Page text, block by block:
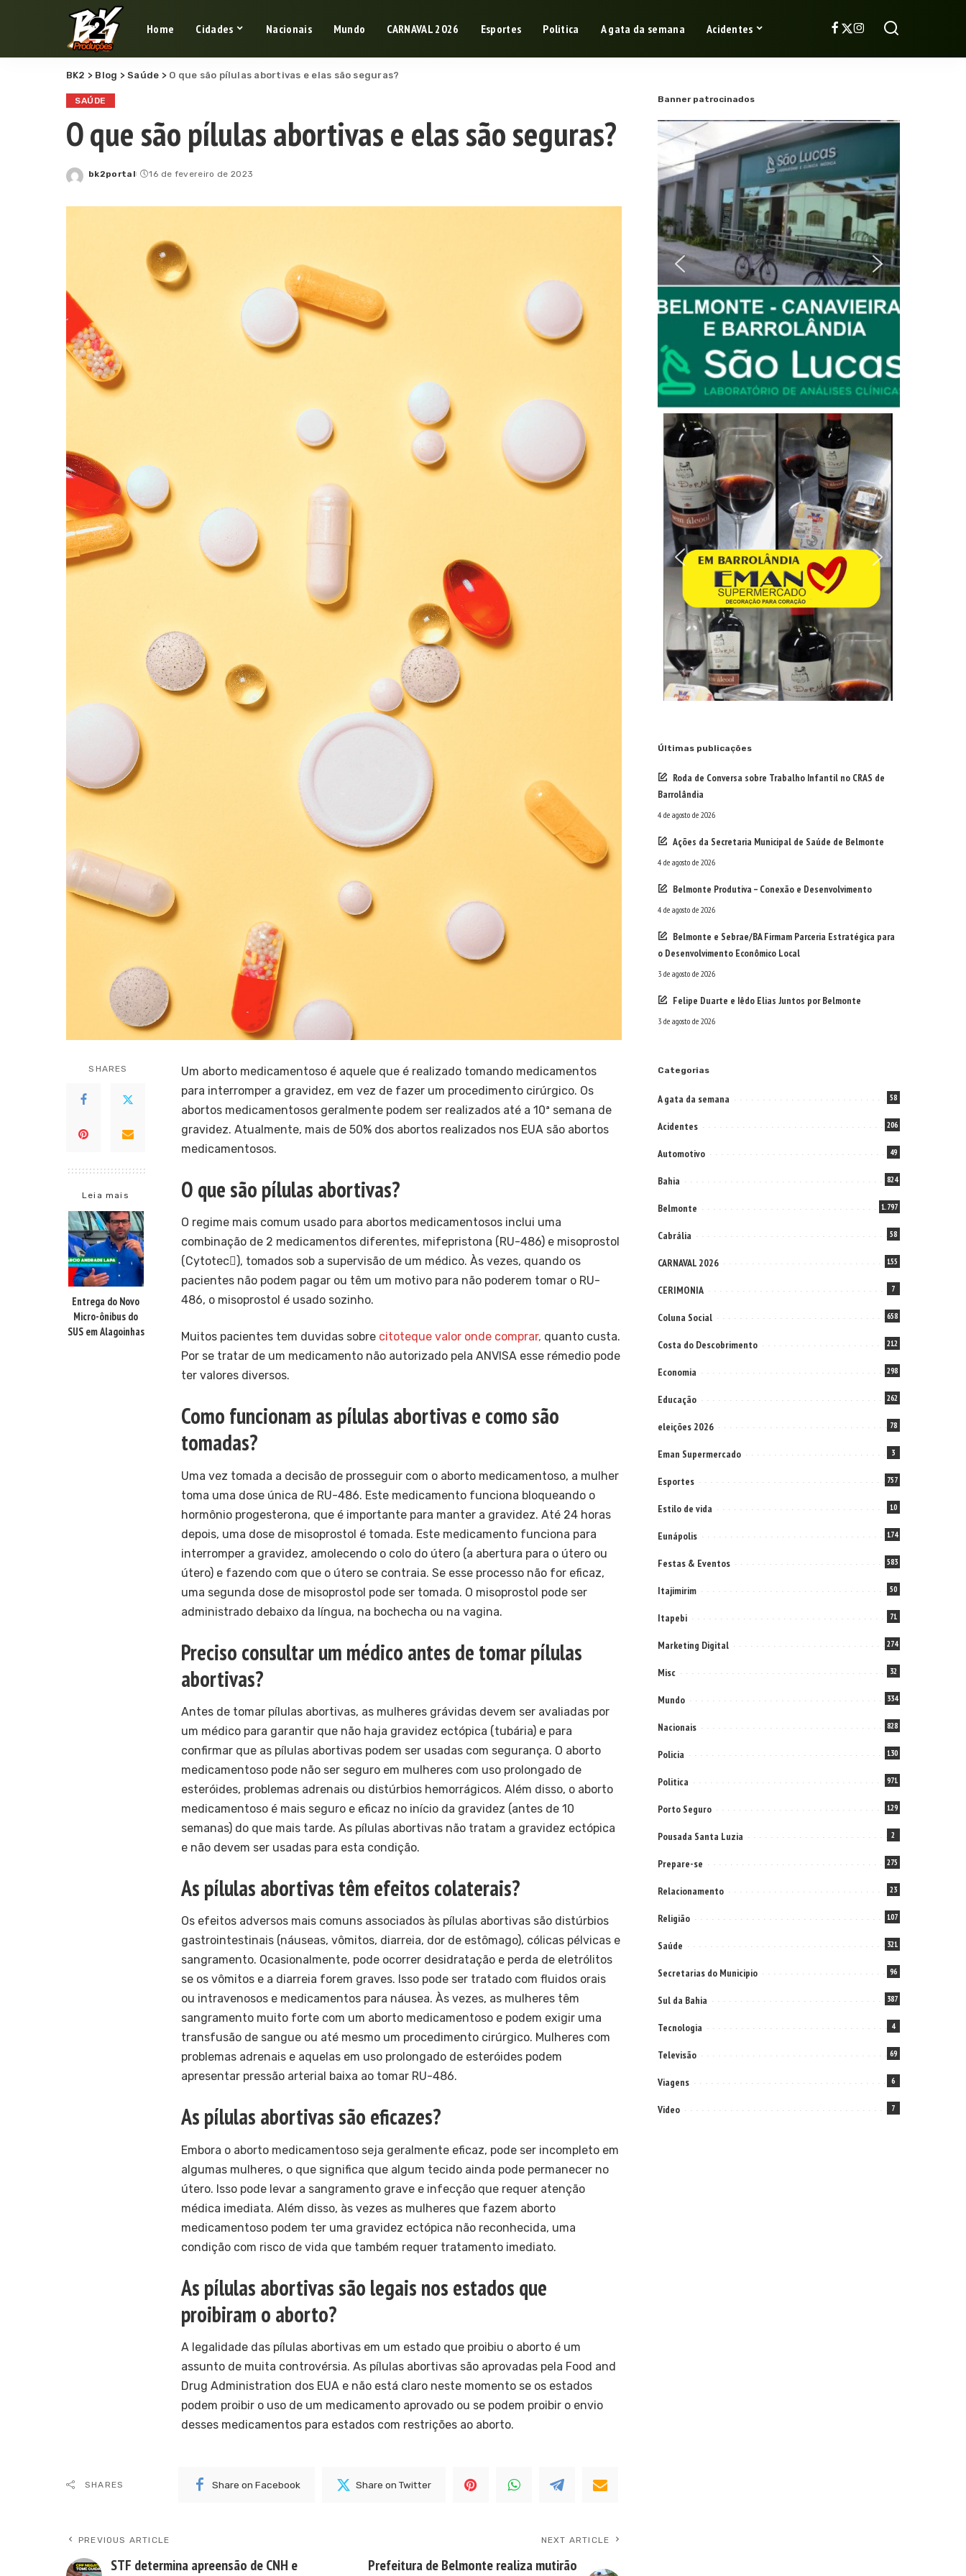
Home Cidades Nacionais Mundo CARNAVAL 2026 Esportes Politica A gata da semana Acidentes
BK2 > Blog >Saúde > O que são pílulas abortivas e elas são seguras?
SAÚDE
O que são pílulas abortivas e elas são seguras?
Posted
bk2portal 16 de fevereiro de 2023
SHARES
Leia mais
Entrega do Novo
Micro-ônibus do
SUS em Alagoinhas
Um aborto medicamentoso é aquele que é realizado tomando medicamentos
para interromper a gravidez, em vez de fazer um procedimento cirúrgico. Os
abortos medicamentosos geralmente podem ser realizados até a 10ª semana de
gravidez. Atualmente, mais de 50% dos abortos realizados nos EUA são abortos
medicamentosos.
O que são pílulas abortivas?
O regime mais comum usado para abortos medicamentosos inclui uma
combinação de 2 medicamentos diferentes, mifepristona (RU-486) ​​e misoprostol
(Cytotec), tomados sob a supervisão de um médico. Às vezes, quando os
pacientes não podem pagar ou têm um motivo para não poderem tomar o RU-
486, o misoprostol é usado sozinho.
Muitos pacientes tem duvidas sobre citoteque valor onde comprar, quanto custa.
Por se tratar de um medicamento não autorizado pela ANVISA esse rémedio pode
ter valores diversos.
Como funcionam as pílulas abortivas e como são
tomadas?
Uma vez tomada a decisão de prosseguir com o aborto medicamentoso, a mulher
toma uma dose única de RU-486. Este medicamento funciona bloqueando o
hormônio progesterona, que é importante para manter a gravidez. Até 24 horas
depois, uma dose de misoprostol é tomada. Este medicamento funciona para
interromper a gravidez, amolecendo o colo do útero (a abertura para o útero ou
útero) e fazendo com que o útero se contraia. Se esse processo não for eficaz,
uma segunda dose de misoprostol pode ser tomada. O misoprostol pode ser
administrado debaixo da língua, na bochecha ou na vagina.
Preciso consultar um médico antes de tomar pílulas
abortivas?
Antes de tomar pílulas abortivas, as mulheres grávidas devem ser avaliadas por
um médico para garantir que não haja gravidez ectópica (tubária) e para
confirmar que as pílulas abortivas podem ser usadas com segurança. O aborto
medicamentoso pode não ser seguro em mulheres com uso prolongado de
esteróides, problemas adrenais ou distúrbios hemorrágicos. Além disso, o aborto
medicamentoso é mais seguro e eficaz no início da gravidez (antes de 10
semanas) do que mais tarde. As pílulas abortivas não tratam a gravidez ectópica
e não devem ser usadas para esta condição.
As pílulas abortivas têm efeitos colaterais?
Os efeitos adversos mais comuns associados às pílulas abortivas são distúrbios
gastrointestinais (náuseas, vômitos, diarreia, dor de estômago), cólicas pélvicas e
sangramento. Ocasionalmente, pode ocorrer desidratação e perda de eletrólitos
se os vômitos e a diarreia forem graves. Isso pode ser tratado com fluidos orais
ou intravenosos e medicamentos para náusea. Às vezes, as mulheres têm
sangramento muito forte com um aborto medicamentoso e podem exigir uma
transfusão de sangue ou até mesmo um procedimento cirúrgico. Mulheres com
problemas adrenais e aquelas em uso prolongado de esteróides podem
apresentar pressão arterial baixa ao tomar RU-486.
As pílulas abortivas são eficazes?
Embora o aborto medicamentoso seja geralmente eficaz, pode ser incompleto em
algumas mulheres, o que significa que algum tecido ainda pode permanecer no
útero. Isso pode levar a sangramento grave e infecção que requer atenção
médica imediata. Além disso, às vezes as mulheres que fazem aborto
medicamentoso podem ter uma gravidez ectópica não reconhecida, uma
condição com risco de vida que também requer tratamento imediato.
As pílulas abortivas são legais nos estados que
proibiram o aborto?
A legalidade das pílulas abortivas em um estado que proibiu o aborto é um
assunto de muita controvérsia. As pílulas abortivas são aprovadas pela Food and
Drug Administration dos EUA e não está claro neste momento se os estados
podem proibir o uso de um medicamento aprovado ou se podem proibir o envio
desses medicamentos para estados com restrições ao aborto.
SHARES Share on Facebook Share on Twitter
PREVIOUS ARTICLE
STF determina apreensão de CNH e
NEXT ARTICLE
Prefeitura de Belmonte realiza mutirão
Banner patrocinados
Últimas publicações
Roda de Conversa sobre Trabalho Infantil no CRAS de
Barrolândia
4 de agosto de 2026
Ações da Secretaria Municipal de Saúde de Belmonte
4 de agosto de 2026
Belmonte Produtiva – Conexão e Desenvolvimento
4 de agosto de 2026
Belmonte e Sebrae/BA Firmam Parceria Estratégica para
o Desenvolvimento Econômico Local
3 de agosto de 2026
Felipe Duarte e Iêdo Elias Juntos por Belmonte
3 de agosto de 2026
Categorias
A gata da semana 58
Acidentes 206
Automotivo 49
Bahia 824
Belmonte 1.797
Cabrália 58
CARNAVAL 2026 155
CERIMONIA 7
Coluna Social 658
Costa do Descobrimento 212
Economia 298
Educação 262
eleições 2026 78
Eman Supermercado 3
Esportes 757
Estilo de vida 10
Eunápolis 174
Festas & Eventos 583
Itajimirim 50
Itapebi 71
Marketing Digital 274
Misc 32
Mundo 334
Nacionais 828
Policia 130
Politica 971
Porto Seguro 129
Pousada Santa Luzia 2
Prepare-se 275
Relacionamento 23
Religião 107
Saúde 321
Secretarias do Municipio 96
Sul da Bahia 387
Tecnologia 4
Televisão 69
Viagens 6
Video 7